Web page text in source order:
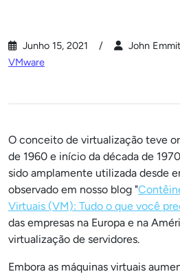
Junho 15, 2021 John
VMware
O conceito de virtualização teve
de 1960 e início da década de
sido amplamente utilizada desde
observado em nosso blog "
Virtuais (VM): Tudo o que você
das empresas na Europa e na
virtualização de servidores.
Embora as máquinas virtuais